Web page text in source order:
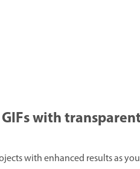
with
with enhanced results as